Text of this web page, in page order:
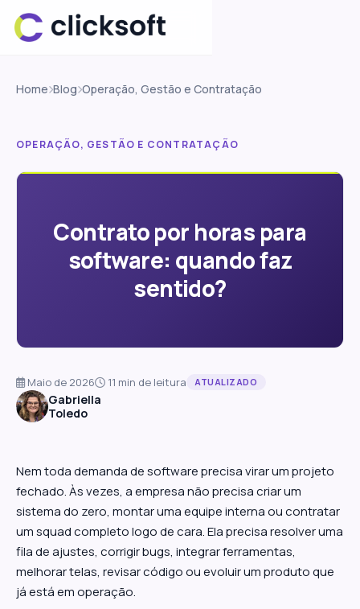
Home Blog Operação, Gestão e Contratação
OPERAÇÃO, GESTÃO E CONTRATAÇÃO
Contrato por horas para
software: quando faz
sentido?
Maio de 2026 11 min de leitura ATUALIZADO
Gabriella
Toledo
Nem toda demanda de software precisa virar um projeto
fechado. Às vezes, a empresa não precisa criar um
sistema do zero, montar uma equipe interna ou contratar
um squad completo logo de cara. Ela precisa resolver uma
fila de ajustes, corrigir bugs, integrar ferramentas,
melhorar telas, revisar código ou evoluir um produto que
já está em operação.